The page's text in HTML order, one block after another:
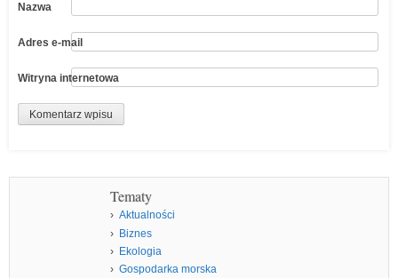
Nazwa
Adres e-mail
Witryna internetowa
Tematy
Aktualności
Biznes
Ekologia
Gospodarka morska